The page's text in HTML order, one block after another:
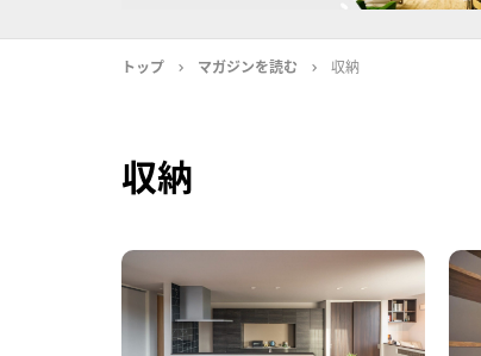
トップ マガジンを読む 収納
収納